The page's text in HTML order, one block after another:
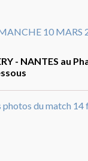
- NANTES au